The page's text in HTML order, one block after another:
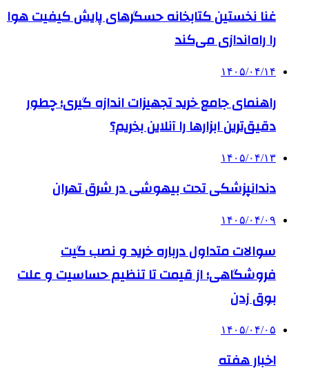
غنا نخستین کتابخانه حسگرهای پایش کیفیت هوا
را راه‌اندازی می‌کند
۱۴۰۵/۰۴/۱۴
راهنمای جامع خرید تجهیزات اندازه گیری؛ چطور
دقیق‌ترین ابزارها را آنلاین بخریم؟
۱۴۰۵/۰۴/۱۳
دندانپزشکی تحت بیهوشی در شرق تهران
۱۴۰۵/۰۴/۰۹
سوالات متداول درباره خرید و نصب گیت
فروشگاهی؛ از قیمت تا تنظیم حساسیت و علت
بوق زدن
۱۴۰۵/۰۴/۰۵
اخبار هفته